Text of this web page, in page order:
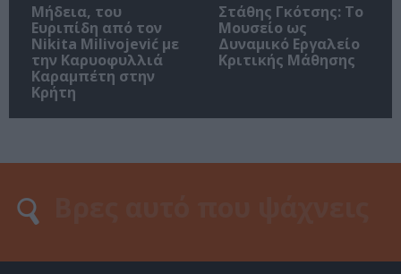
Μήδεια, του
Ευριπίδη από τον
Nikita Milivojević με
την Καρυοφυλλιά
Καραμπέτη στην
Κρήτη
Στάθης Γκότσης: Το
Μουσείο ως
Δυναμικό Εργαλείο
Κριτικής Μάθησης